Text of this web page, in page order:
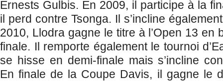
Ernests Gulbis. En 2009, il participe à la
il perd contre Tsonga. Il s’incline
2010, Llodra gagne le titre à l’Open 13 en
finale. Il remporte également le tournoi
se hisse en demi-finale mais s’incline
En finale de la Coupe Davis, il gagne le